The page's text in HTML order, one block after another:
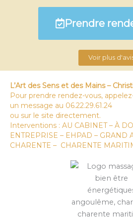
Prendre
Voir plus
L’Art des Sens et des Mains –
Pour prendre rendez-vous,
un message au 06.22.29.61.24
ou sur le site directement.
Interventions : AU CABINET – À
ENTREPRISE – EHPAD – GRAND
CHARENTE – CHARENTE